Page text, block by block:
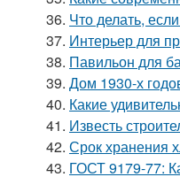
36. Что делать,
37. Интерьер для
38. Павильон для
39. Дом 1930-х
40. Какие
41. Известь
42. Срок хранения
43. ГОСТ 9179-77: